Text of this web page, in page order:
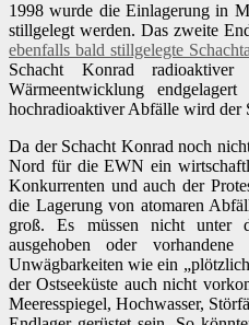
1998 wurde die Einlagerung in
stillgelegt werden. Das zweite
ebenfalls bald stillgelegte
Schacht Konrad radioaktiver
Wärmeentwicklung
hochradioaktiver Abfälle wird der
Da der Schacht Konrad noch
Nord für die EWN ein
Konkurrenten und auch der
die Lagerung von atomaren
groß. Es müssen nicht unter
ausgehoben oder
Unwägbarkeiten wie ein
der Ostseeküste auch nicht
Meeresspiegel, Hochwasser,